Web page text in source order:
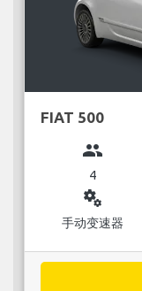
FIAT 500
group
4
miscellaneous_services
手动变速器